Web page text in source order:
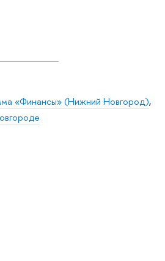
«Финансы» (Нижний Новгород),